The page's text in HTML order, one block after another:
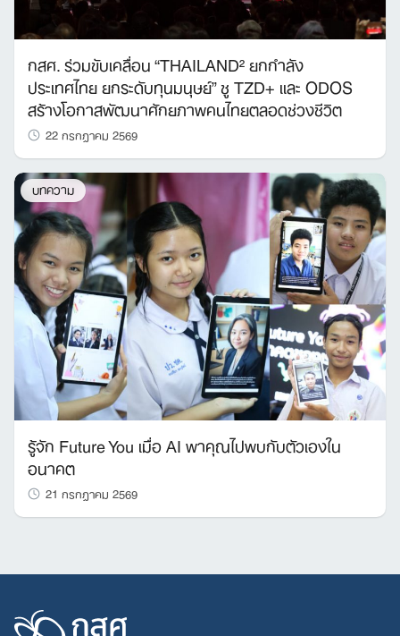
กสศ. ร่วมขับเคลื่อน “THAILAND² ยกกำลัง
ประเทศไทย ยกระดับทุนมนุษย์” ชู TZD+ และ ODOS
สร้างโอกาสพัฒนาศักยภาพคนไทยตลอดช่วงชีวิต
22 กรกฎาคม 2569
บทความ
รู้จัก Future You เมื่อ AI พาคุณไปพบกับตัวเองใน
อนาคต
21 กรกฎาคม 2569